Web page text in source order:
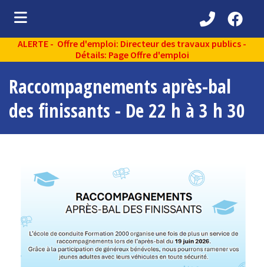
(Découvrir )
(Services aux citoyens )
(Partenaires )
ALERTE - Offre d'emploi: Directeur des travaux publics -
Détails: Page Offre d'emploi
Raccompagnements après-bal
des finissants - De 22 h à 3 h 30